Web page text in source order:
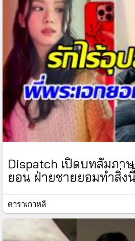
Dispatch เปิดบทสัมภา
ยอน ฝ่ายชายยอมทำสิ่ง
ดาราเกาหลี